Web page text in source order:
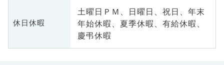
休日休暇
土曜日ＰＭ、日曜日、祝日、年末
年始休暇、夏季休暇、有給休暇、
慶弔休暇